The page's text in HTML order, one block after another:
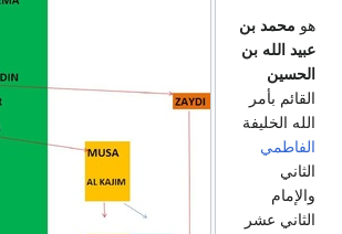
هو محمد بن
عبيد الله بن
الحسين
القائم بأمر
الله الخليفة
الفاطمي
الثاني
والإمام
الثاني عشر